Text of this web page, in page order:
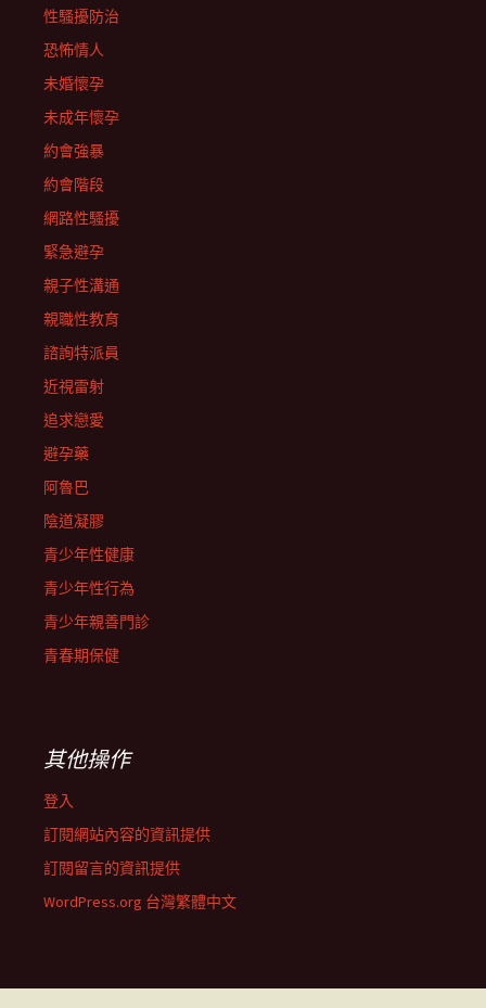
性騷擾防治
恐怖情人
未婚懷孕
未成年懷孕
約會強暴
約會階段
網路性騷擾
緊急避孕
親子性溝通
親職性教育
諮詢特派員
近視雷射
追求戀愛
避孕藥
阿魯巴
陰道凝膠
青少年性健康
青少年性行為
青少年親善門診
青春期保健
其他操作
登入
訂閱網站內容的資訊提供
訂閱留言的資訊提供
WordPress.org 台灣繁體中文